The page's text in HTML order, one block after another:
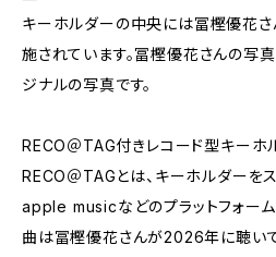
キーホルダーの中央には冨樫優花さ
施されています。冨樫優花さんの写
ジナルの写真です。
RECO＠TAG付きレコード型キーホ
RECO＠TAGとは、キーホルダーを
apple musicなどのプラットフォーム
曲は冨樫優花さんが2026年に聴い